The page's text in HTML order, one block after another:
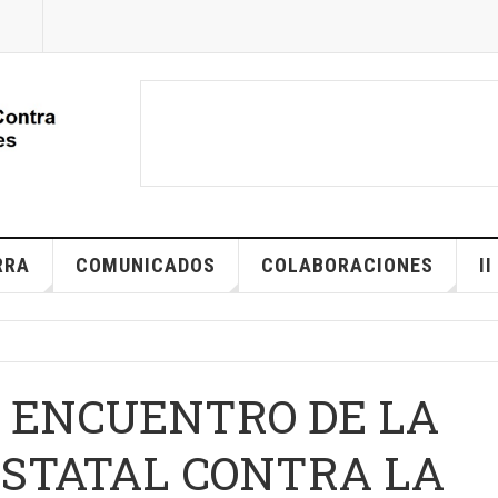
COMUNICADOS COLABORACIONES II
DE LA
CONTRA LA